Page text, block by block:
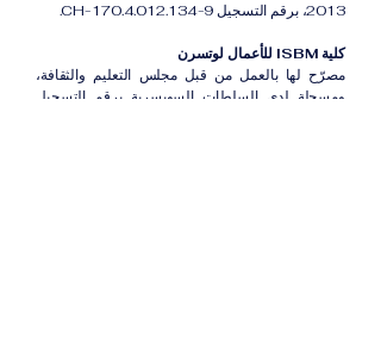
2013، برقم التسجيل CH-170.4.012.134-9.
كلية ISBM للأعمال لوتسرن
مصرّح لها بالعمل من قبل مجلس التعليم والثقافة،
ومسجلة لدى السلطات السويسرية برقم التسجيل